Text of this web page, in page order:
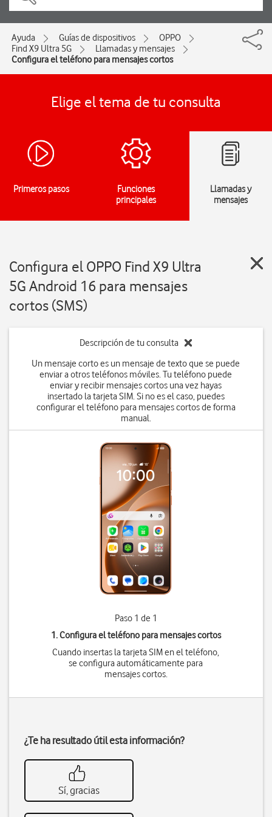
Ayuda Guías de dispositivos
OPPO
Find X9 Ultra 5G
Llamadas y mensajes
Configura el teléfono para mensajes cortos
Elige el tema de tu consulta
Primeros pasos
Funciones
principales
Llamadas y
mensajes
Configura el OPPO Find X9 Ultra
5G Android 16 para mensajes
cortos (SMS)
Descripción de tu consulta
Un mensaje corto es un mensaje de texto que se puede
enviar a otros teléfonos móviles. Tu teléfono puede
enviar y recibir mensajes cortos una vez hayas
insertado la tarjeta SIM. Si no es el caso, puedes
configurar el teléfono para mensajes cortos de forma
manual.
Paso 1 de 1
1. Configura el teléfono para mensajes cortos
Cuando insertas la tarjeta SIM en el teléfono,
se configura automáticamente para
mensajes cortos.
¿Te ha resultado útil esta información?
Sí, gracias